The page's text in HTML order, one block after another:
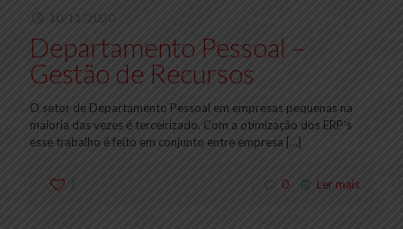
10/11/2020
Departamento Pessoal –
Gestão de Recursos
O setor de Departamento Pessoal em empresas pequenas na
maioria das vezes é terceirizado. Com a otimização dos ERP’s
esse trabalho é feito em conjunto entre empresa […]
1 0 Ler mais